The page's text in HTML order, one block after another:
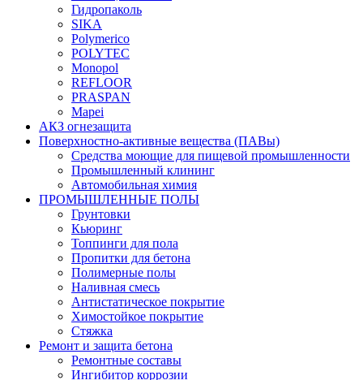
Гидропаколь
SIKA
Polymerico
POLYTEC
Monopol
REFLOOR
PRASPAN
Mapei
АКЗ огнезащита
Поверхностно-активные вещества (ПАВы)
Средства моющие для пищевой промышленности
Промышленный клининг
Автомобильная химия
ПРОМЫШЛЕННЫЕ ПОЛЫ
Грунтовки
Кьюринг
Топпинги для пола
Пропитки для бетона
Полимерные полы
Наливная смесь
Антистатическое покрытие
Химостойкое покрытие
Стяжка
Ремонт и защита бетона
Ремонтные составы
Ингибитор коррозии